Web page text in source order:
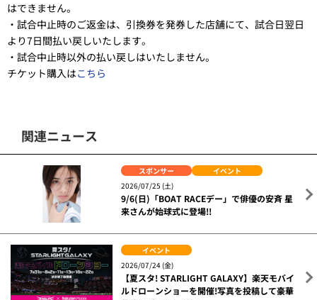
はできません。
・試合中止時のご返金は、引換券を発券した店舗にて、試合日翌日
より7日間払い戻しいたします。
・試合中止時以外の払い戻しはいたしません。
チケット購入はこちら
関連ニュース
スポンサー
イベント
2026/07/25 (土)
9/6(日)「BOAT RACEデー」で俳優の安斉 星
来さんが始球式に登場!!
イベント
2026/07/24 (金)
【夏スタ! STARLIGHT GALAXY】楽天モバイ
ルドローンショーを開催!写真を投稿して豪華